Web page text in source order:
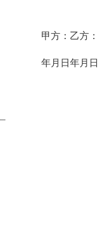
甲方：乙方：
年月日年月日